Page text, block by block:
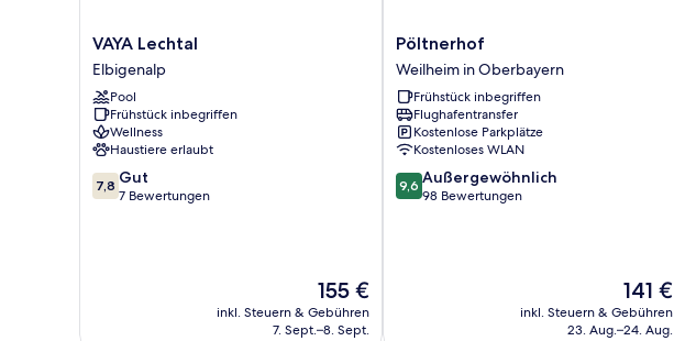
VAYA
Lechtal
Elbigenalp
VAYA Lechtal
Elbigenalp
Pool
Frühstück inbegriffen
Wellness
Haustiere erlaubt
7.8
von
7,8 Gut
7 Bewertungen
Der
Preis
beträgt
155 €
inkl. Steuern & Gebühren
7. Sept.–8. Sept.
Pöltnerhof
Weilheim
in
Oberbayern
Pöltnerhof
Weilheim in Oberbayern
Frühstück inbegriffen
Flughafentransfer
Kostenlose Parkplätze
Kostenloses WLAN
9.6
von
9,6 Außergewöhnlich
98 Bewertungen
Der
Preis
beträgt
141 €
inkl. Steuern & Gebühren
23. Aug.–24. Aug.